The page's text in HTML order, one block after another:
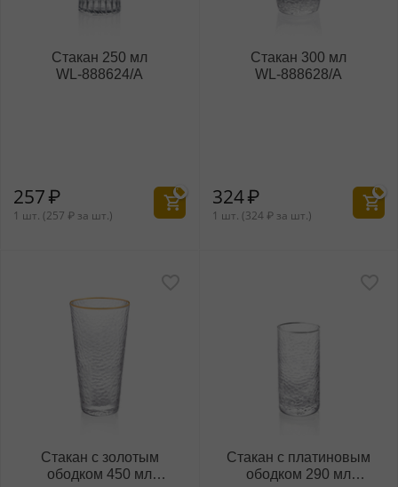
Стакан 250 мл
WL‑888624/A
257₽
1 шт. (257 ₽ за шт.)
Стакан 300 мл
WL‑888628/A
324₽
1 шт. (324 ₽ за шт.)
Стакан с золотым
ободком 450 мл
Стакан с платиновым
ободком 290 мл